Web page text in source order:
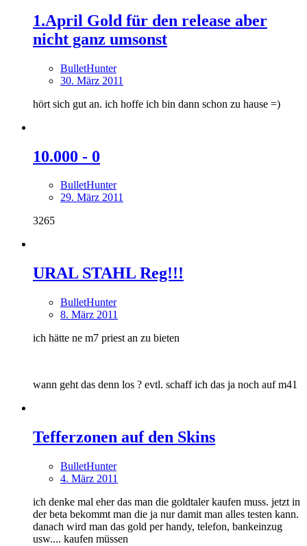
1.April Gold für den release aber
nicht ganz umsonst
BulletHunter
30. März 2011
hört sich gut an. ich hoffe ich bin dann schon zu hause =)
10.000 - 0
BulletHunter
29. März 2011
3265
URAL STAHL Reg!!!
BulletHunter
8. März 2011
ich hätte ne m7 priest an zu bieten
wann geht das denn los ? evtl. schaff ich das ja noch auf m41
Tefferzonen auf den Skins
BulletHunter
4. März 2011
ich denke mal eher das man die goldtaler kaufen muss. jetzt in
der beta bekommt man die ja nur damit man alles testen kann.
danach wird man das gold per handy, telefon, bankeinzug
usw.... kaufen müssen